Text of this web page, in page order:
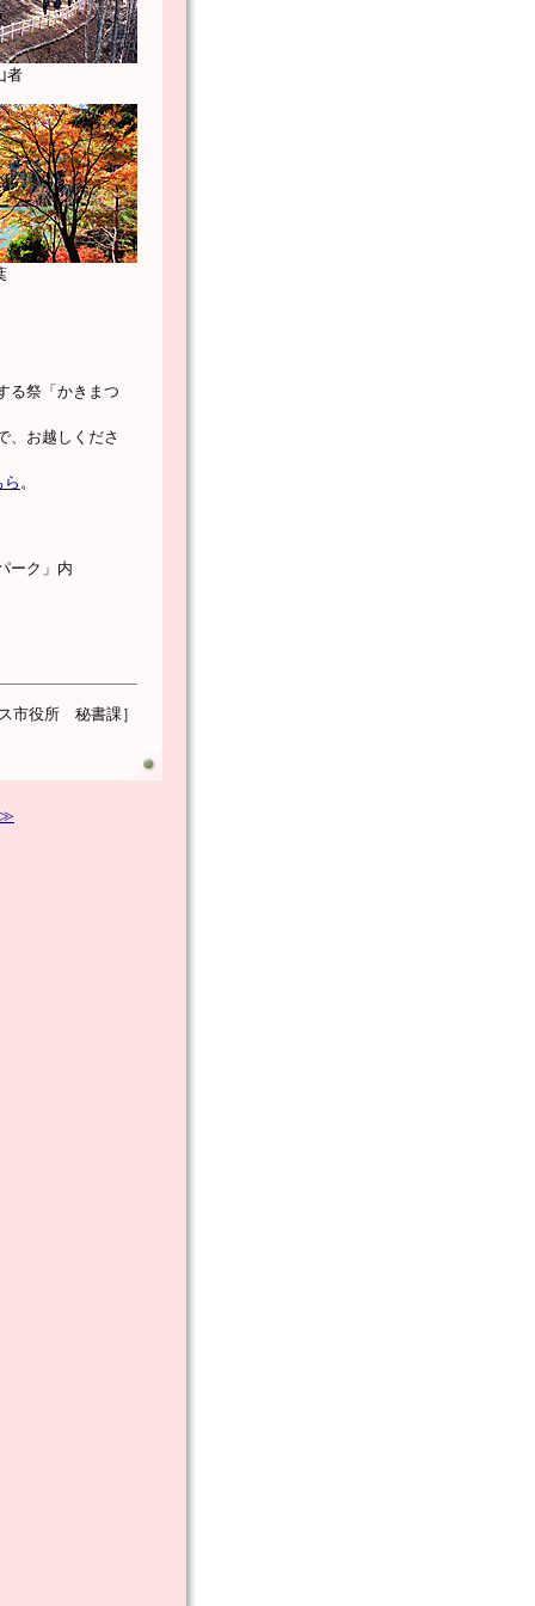
者
る祭「かきまつ
、お越しくださ
。
ーク」内
市役所 秘書課］
≫